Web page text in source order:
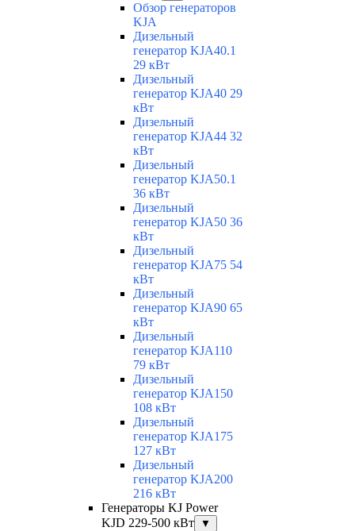
Обзор генераторов
KJA
Дизельный
генератор KJA40.1
29 кВт
Дизельный
генератор KJA40 29
кВт
Дизельный
генератор KJA44 32
кВт
Дизельный
генератор KJA50.1
36 кВт
Дизельный
генератор KJA50 36
кВт
Дизельный
генератор KJA75 54
кВт
Дизельный
генератор KJA90 65
кВт
Дизельный
генератор KJA110
79 кВт
Дизельный
генератор KJA150
108 кВт
Дизельный
генератор KJA175
127 кВт
Дизельный
генератор KJA200
216 кВт
Генераторы KJ Power
KJD 229-500 кВт
▼